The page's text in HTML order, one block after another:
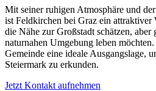
Mit seiner ruhigen Atmosphäre und
ist Feldkirchen bei Graz ein
die Nähe zur Großstadt schätzen,
naturnahen Umgebung leben
Gemeinde eine ideale Ausgangslage,
Steiermark zu erkunden.
Jetzt Kontakt aufnehmen